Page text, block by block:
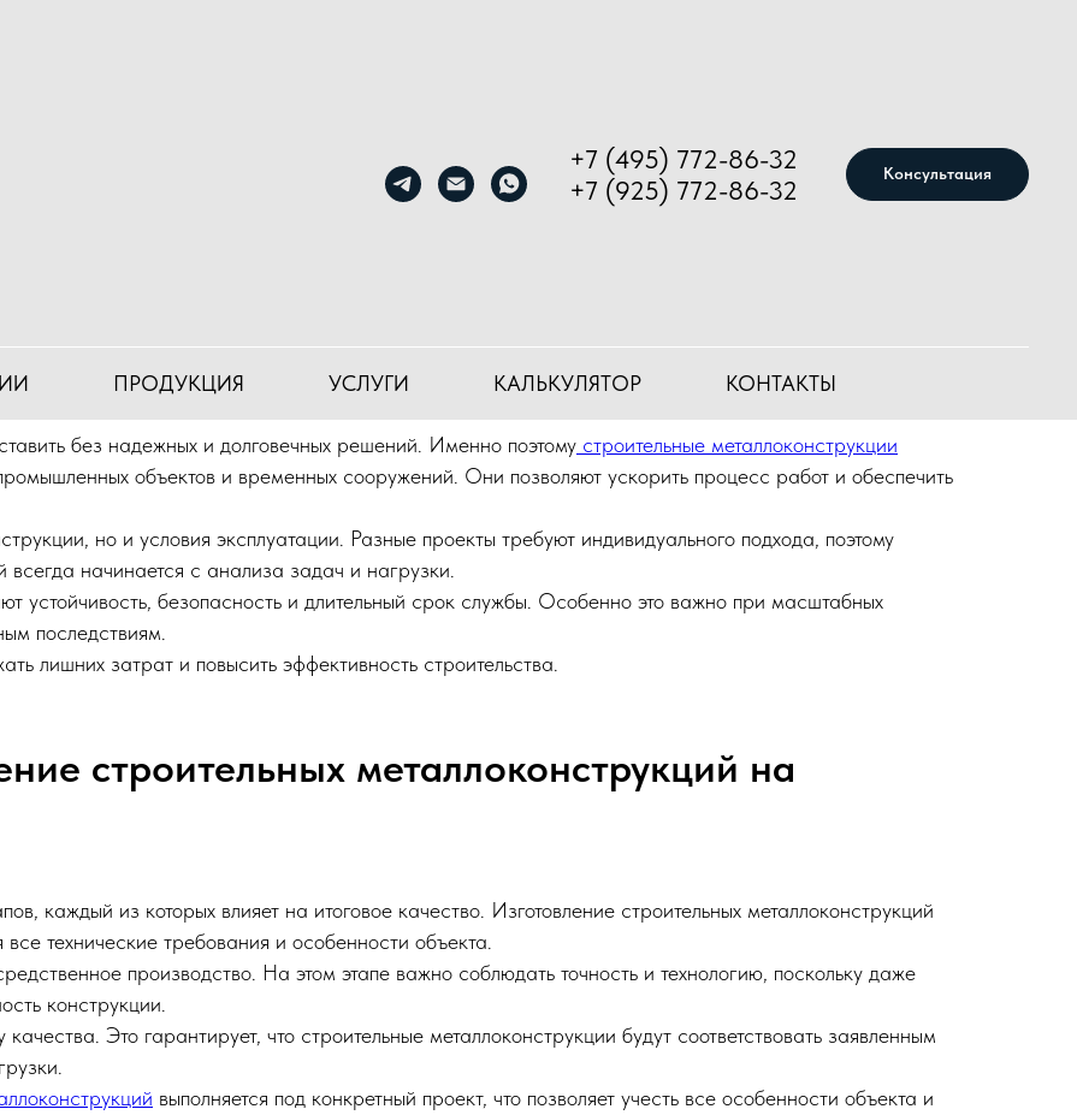
+7 (495) 772-86-32
+7 (925) 772-86-32
Консультация
ПРОДУКЦИЯ УСЛУГИ КАЛЬКУЛЯТОР КОНТАКТЫ
без надежных и долговечных решений. Именно поэтому строительные металлоконструкции
объектов и временных сооружений. Они позволяют ускорить процесс работ и обеспечить
но и условия эксплуатации. Разные проекты требуют индивидуального подхода, поэтому
всегда начинается с анализа задач и нагрузки.
устойчивость, безопасность и длительный срок службы. Особенно это важно при масштабных
последствиям.
лишних затрат и повысить эффективность строительства.
строительных металлоконструкций на
каждый из которых влияет на итоговое качество. Изготовление строительных металлоконструкций
технические требования и особенности объекта.
производство. На этом этапе важно соблюдать точность и технологию, поскольку даже
конструкции.
Это гарантирует, что строительные металлоконструкции будут соответствовать заявленным
выполняется под конкретный проект, что позволяет учесть все особенности объекта и